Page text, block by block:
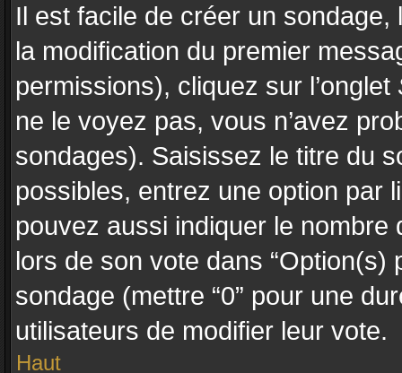
Il est facile de créer un sondage,
la modification du premier
permissions), cliquez sur l’onglet
ne le voyez pas, vous n’avez
sondages). Saisissez le titre du
possibles, entrez une option par
pouvez aussi indiquer le nombre
lors de son vote dans “Option(s)
sondage (mettre “0” pour une
utilisateurs de modifier leur vote.
Haut